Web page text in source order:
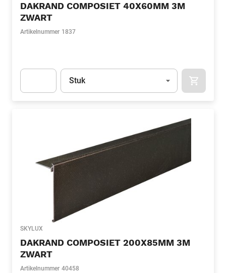
DAKRAND COMPOSIET 40X60MM 3M
ZWART
Artikelnummer 1837
Eenheid
Stuk
SKYLUX
DAKRAND COMPOSIET 200X85MM 3M
ZWART
Artikelnummer 40458